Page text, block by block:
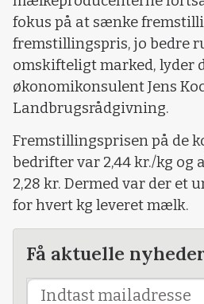
fokus på at sænke
fremstillingspris, jo bedre
omskifteligt marked, lyder
økonomikonsulent Jens
Landbrugsrådgivning.
Fremstillingsprisen på de
bedrifter var 2,44 kr./kg og
2,28 kr. Dermed var der et
for hvert kg leveret mælk.
Få aktuelle